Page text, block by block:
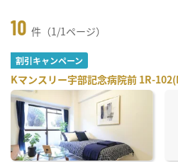
10 件（1/1ページ）
割引キャンペーン
Kマンスリー宇部記念病院前 1R-